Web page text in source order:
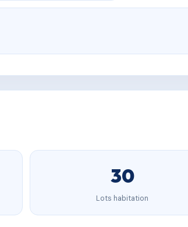
30
Lots habitation